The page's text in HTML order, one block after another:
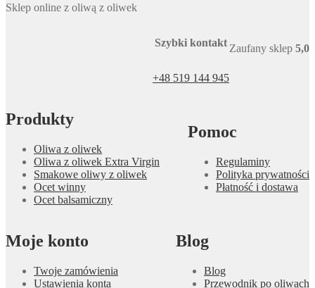
Sklep online z oliwą z oliwek
Szybki kontakt
+48 519 144 945
Zaufany sklep 5,0
Produkty
Oliwa z oliwek
Oliwa z oliwek Extra Virgin
Smakowe oliwy z oliwek
Ocet winny
Ocet balsamiczny
Pomoc
Regulaminy
Polityka prywatności
Płatność i dostawa
Moje konto
Twoje zamówienia
Ustawienia konta
Blog
Blog
Przewodnik po oliwach